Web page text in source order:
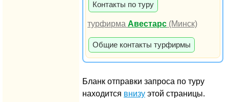
Контакты по туру
турфирмаАвестарс (Минск)
Общие контакты турфирмы
Бланк отправки запроса по туру
находится внизу этой страницы.